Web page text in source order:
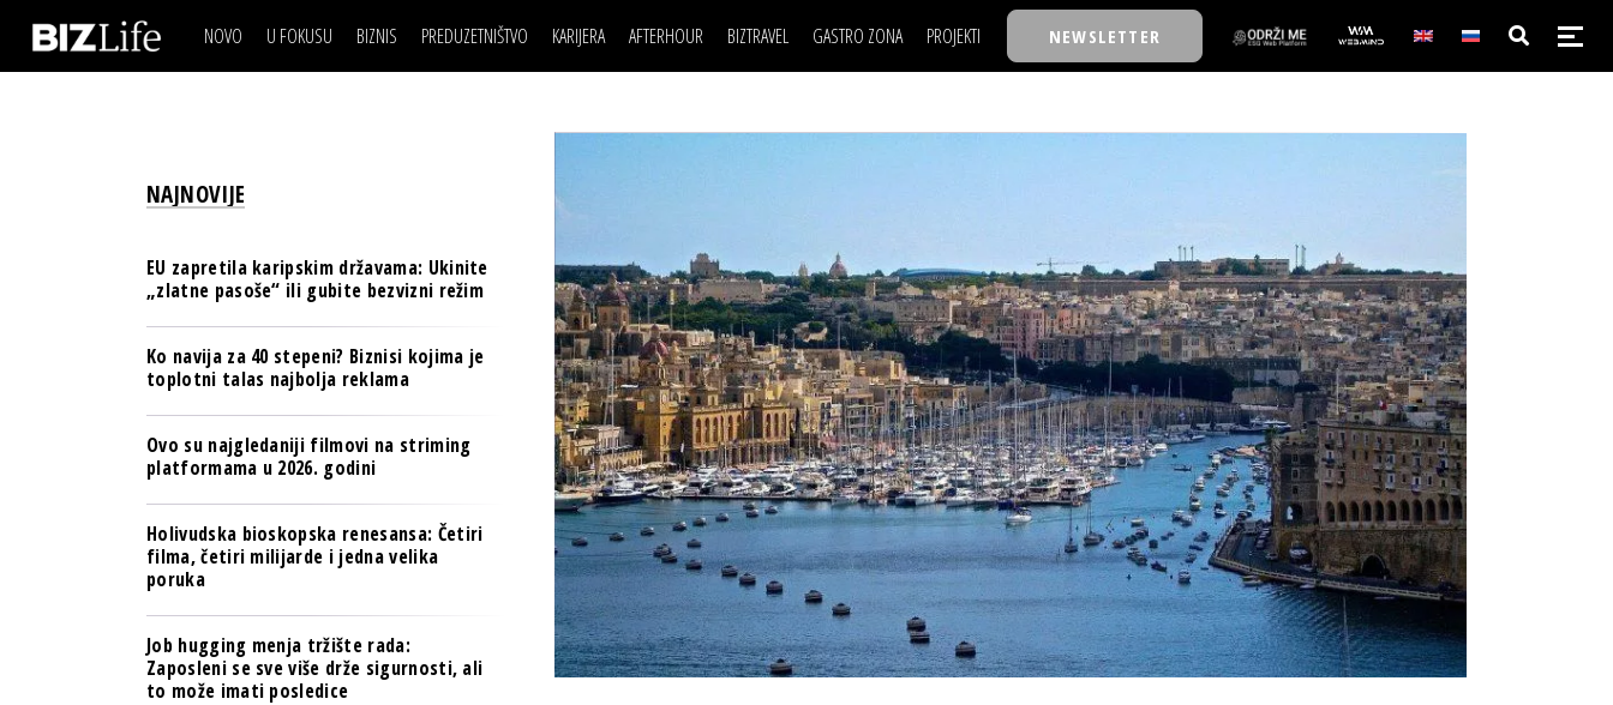
NOVO U FOKUSU BIZNIS
BANKE
OSIGURANJE
TECH I AI
BIZNIS & SPORT
PULS REGIONA
NOVO NA RAFU
PREDUZETNIŠTVO KARIJERA
KNOW-HOW
AFTERHOUR
WELLBEING
BIZTRAVEL GASTRO ZONA PROJEKTI
BIZBENDOVI
BIZKOLEGIJUM
BMW BIZNIS LIGA
BIZLIFE WEEK
IZJAVA GODINE
NEWSLETTER
IZJAVA DANABIZNIS SCENA
BREND I KOMUNIKACIJE
OSIGURANJE
TECH I AI
PULS REGIONA
POSAO
MOJ UGAO
FILM I SCENA
AUTO SVET
NAJKOLEGA
30 ISPOD 30
BIZKOLEGIJUM
BMW BIZNIS LIGA
BIZLIFE WEEK
IZJAVA GODINE
NAJNOVIJE
EU zapretila karipskim državama: Ukinite
„zlatne pasoše“ ili gubite bezvizni režim
Ko navija za 40 stepeni? Biznisi kojima je
toplotni talas najbolja reklama
Ovo su najgledaniji filmovi na striming
platformama u 2026. godini
Holivudska bioskopska renesansa: Četiri
filma, četiri milijarde i jedna velika
poruka
Job hugging menja tržište rada:
Zaposleni se sve više drže sigurnosti, ali
to može imati posledice